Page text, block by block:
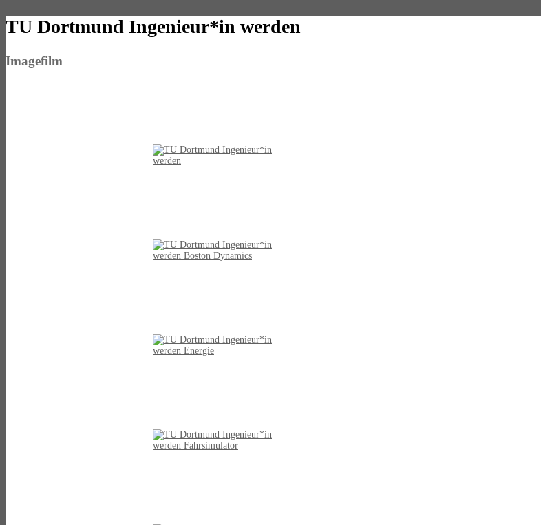
TU Dortmund Ingenieur*in werden
Imagefilm